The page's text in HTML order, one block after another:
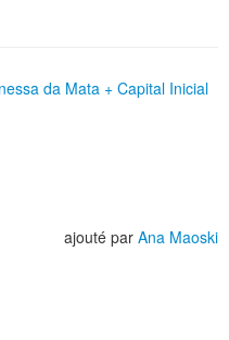
da Mata + Capital Inicial
ajouté par Ana Maoski